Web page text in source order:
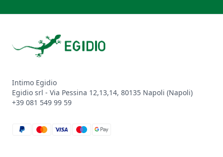
Intimo Egidio
Egidio srl - Via Pessina 12,13,14, 80135 Napoli (Napoli)
+39 081 549 99 59
paypal
mastercard
visa
maestro
google_pay